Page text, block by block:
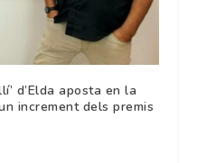
d’Elda aposta en la
increment dels premis